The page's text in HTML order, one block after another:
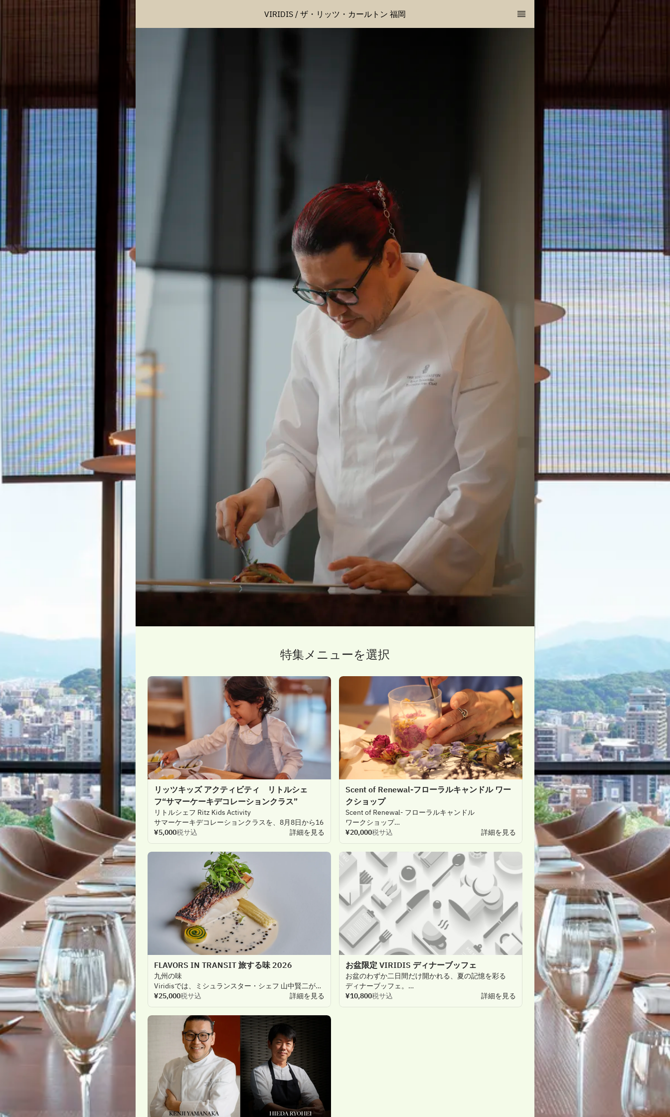
VIRIDIS / ザ・リッツ・カールトン 福岡
特集メニューを選択
リッツキッズ アクティビティ リトルシェ
フ“サマーケーキデコレーションクラス”
リトルシェフ Ritz Kids Activity
サマーケーキデコレーションクラスを、 8月 8日から16
日まで開催いたします。
才能あふれるペストリーチームとともに、お子様が
ケーキデコレーションの世界を体験いただける特別な
用意いたしました。
クリームやトッピング、
用い、自由な発想で仕上げるひと
学びが詰まったひと時を、
出に。
¥5,000税サ込 詳細を見る
Scent of Renewal-フローラルキャンドル ワー
クショップ
Scentof Renewal- フローラルキャンドル
ワークショップ
役目を終えようと 一度、光を。
¥20,000税サ込 詳細を見る
FLAVORS IN TRANSIT 旅する味 2026
九州の味
Viridisでは、 ミシュランスター ・ シェフ 山中賢二が
手掛ける期間限定の
用意いたします。
九州各地を巡るような、美食のガストロノミー
体験をお楽しみください。
厳選された
地域の生産者が 育んだ旬の食材と、
継がれてきた伝統の その土地ならではの
作り手の想いを 一皿に丁寧に映し
出します。
州の 豊かな食文化の魅力を五感で感じながら、
食材が
持つ 本来の味わいを深く 堪能するひととき。
ここでしか 味わえない、 没入感あふれる
美食体験が、
訪れるゲストの心に深く 刻まれる特別な
時間へと
誘います。
¥25,000税サ込 詳細を見る
お盆限定 VIRIDIS ディナーブッフェ
お盆のわずか二日間だけ開かれる、 夏の記憶を彩る
ディナーブッフェ。
九州の豊かな恵みと、
豊かな
夏野菜をふんだんに使用し、シェフの感性で仕立てた
¥10,800税サ込 詳細を見る